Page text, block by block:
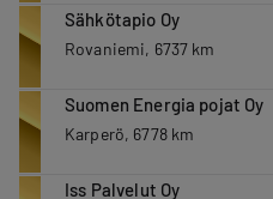
Sähkötapio Oy
Rovaniemi, 6737 km
Suomen Energia pojat Oy
Karperö, 6778 km
Iss Palvelut Oy